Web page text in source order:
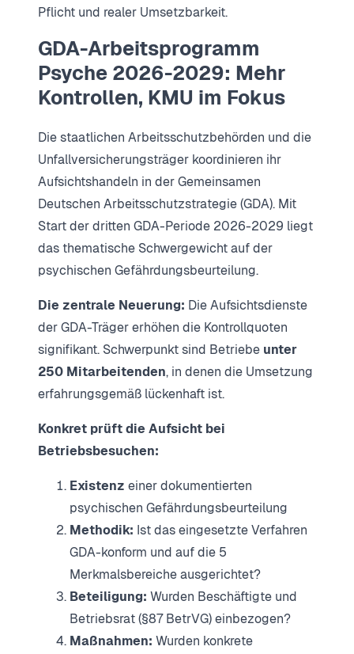
Pflicht und realer Umsetzbarkeit.
GDA-Arbeitsprogramm
Psyche 2026-2029: Mehr
Kontrollen, KMU im Fokus
Die staatlichen Arbeitsschutzbehörden und die
Unfallversicherungsträger koordinieren ihr
Aufsichtshandeln in der Gemeinsamen
Deutschen Arbeitsschutzstrategie (GDA). Mit
Start der dritten GDA-Periode 2026-2029 liegt
das thematische Schwergewicht auf der
psychischen Gefährdungsbeurteilung.
Die zentrale Neuerung: Die Aufsichtsdienste
der GDA-Träger erhöhen die Kontrollquoten
signifikant. Schwerpunkt sind Betriebe unter
250 Mitarbeitenden, in denen die Umsetzung
erfahrungsgemäß lückenhaft ist.
Konkret prüft die Aufsicht bei
Betriebsbesuchen:
Existenz einer dokumentierten
psychischen Gefährdungsbeurteilung
Methodik: Ist das eingesetzte Verfahren
GDA-konform und auf die 5
Merkmalsbereiche ausgerichtet?
Beteiligung: Wurden Beschäftigte und
Betriebsrat (§87 BetrVG) einbezogen?
Maßnahmen: Wurden konkrete